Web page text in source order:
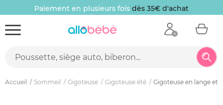
Paiement en plusieurs fois dès 35€ d'achat
Accueil Sommeil Gigoteuse Gigoteuse été Gigoteuse en lange et